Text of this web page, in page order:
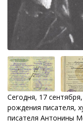
Сегодня, 17
рождения писателя,
писателя Антонины